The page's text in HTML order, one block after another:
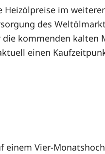
im
des
kommenden kalten
einen
einem Vier-